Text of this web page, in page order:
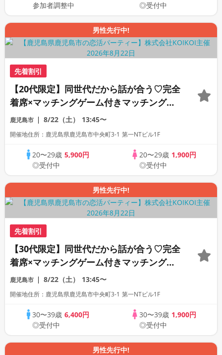
参加者調整中
◎受付中
男性先行中!
先着割引
【20代限定】同世代だから話が合う♡完全
着席×マッチングゲーム付きマッチングコ
ン
鹿児島市 8/22（土） 13:45〜
開催地住所：鹿児島県鹿児島市中央町3-1 第一NTビル1F
20〜29歳5,900円
◎受付中
20〜29歳 1,900円
◎受付中
男性先行中!
先着割引
【30代限定】同世代だから話が合う♡完全
着席×マッチングゲーム付きマッチングコ
ン
鹿児島市 8/22（土） 13:45〜
開催地住所：鹿児島県鹿児島市中央町3-1 第一NTビル1F
30〜39歳6,400円
◎受付中
30〜39歳 1,900円
◎受付中
男性先行中!